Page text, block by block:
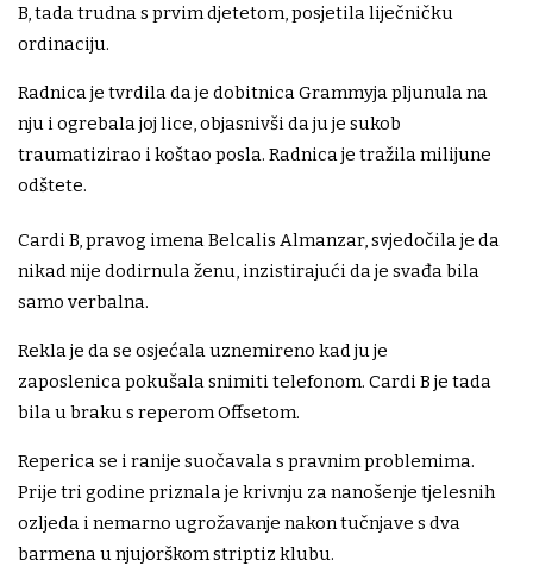
B, tada trudna s prvim djetetom, posjetila liječničku
ordinaciju.
Radnica je tvrdila da je dobitnica Grammyja pljunula na
nju i ogrebala joj lice, objasnivši da ju je sukob
traumatizirao i koštao posla. Radnica je tražila milijune
odštete.
Cardi B, pravog imena Belcalis Almanzar, svjedočila je da
nikad nije dodirnula ženu, inzistirajući da je svađa bila
samo verbalna.
Rekla je da se osjećala uznemireno kad ju je
zaposlenica pokušala snimiti telefonom. Cardi B je tada
bila u braku s reperom Offsetom.
Reperica se i ranije suočavala s pravnim problemima.
Prije tri godine priznala je krivnju za nanošenje tjelesnih
ozljeda i nemarno ugrožavanje nakon tučnjave s dva
barmena u njujorškom striptiz klubu.